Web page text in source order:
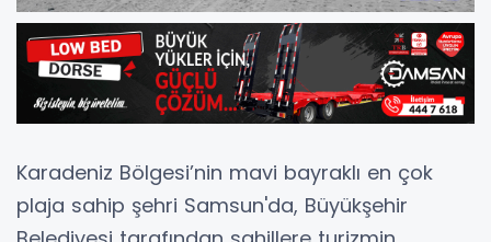
Karadeniz Bölgesi’nin mavi bayraklı en çok
plaja sahip şehri Samsun'da, Büyükşehir